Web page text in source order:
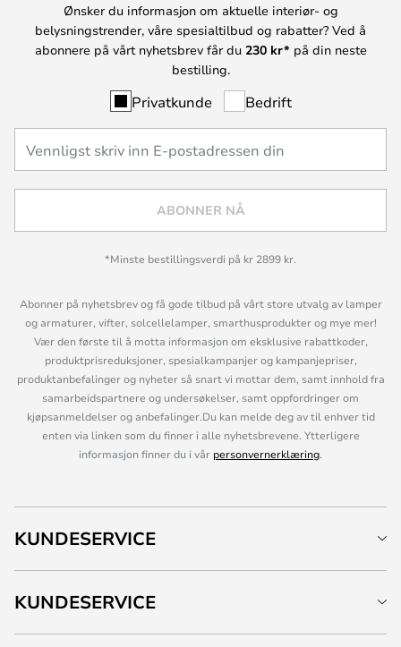
Ønsker du informasjon om aktuelle interiør- og
belysningstrender, våre spesialtilbud og rabatter? Ved å
abonnere på vårt nyhetsbrev får du 230 kr* på din neste
bestilling.
Privatkunde Bedrift
ABONNER NÅ
*Minste bestillingsverdi på kr 2899 kr.
Abonner på nyhetsbrev og få gode tilbud på vårt store utvalg av lamper
og armaturer, vifter, solcellelamper, smarthusprodukter og mye mer!
Vær den første til å motta informasjon om eksklusive rabattkoder,
produktprisreduksjoner, spesialkampanjer og kampanjepriser,
produktanbefalinger og nyheter så snart vi mottar dem, samt innhold fra
samarbeidspartnere og undersøkelser, samt oppfordringer om
kjøpsanmeldelser og anbefalinger.Du kan melde deg av til enhver tid
enten via linken som du finner i alle nyhetsbrevene. Ytterligere
informasjon finner du i vår personvernerklæring.
KUNDESERVICE
KUNDESERVICE